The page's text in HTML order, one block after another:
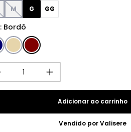
: Bordô
M G GG
Adicionar ao carrinho
Vendido porValisere